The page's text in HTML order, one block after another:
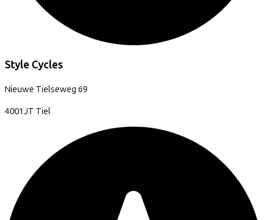
Style Cycles
Nieuwe Tielseweg 69
4001JT Tiel